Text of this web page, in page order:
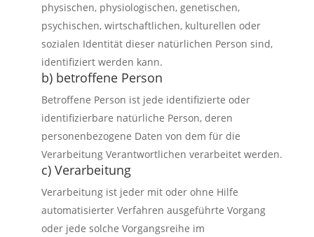
physischen, physiologischen, genetischen,
psychischen, wirtschaftlichen, kulturellen oder
sozialen Identität dieser natürlichen Person sind,
identifiziert werden kann.
b) betroffene Person
Betroffene Person ist jede identifizierte oder
identifizierbare natürliche Person, deren
personenbezogene Daten von dem für die
Verarbeitung Verantwortlichen verarbeitet werden.
c) Verarbeitung
Verarbeitung ist jeder mit oder ohne Hilfe
automatisierter Verfahren ausgeführte Vorgang
oder jede solche Vorgangsreihe im